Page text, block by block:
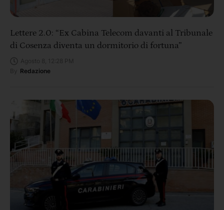
Lettere 2.0: “Ex Cabina Telecom davanti al Tribunale
di Cosenza diventa un dormitorio di fortuna”
Redazione